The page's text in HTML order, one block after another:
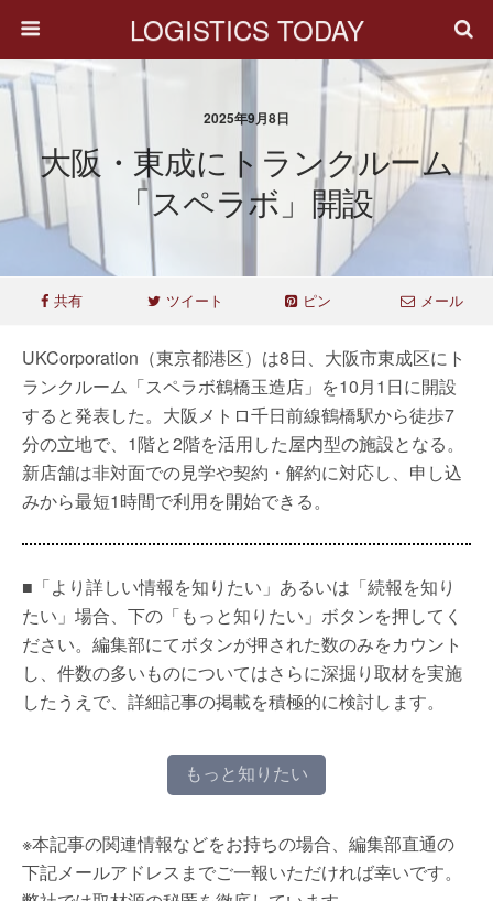
LOGISTICS TODAY
2025年9月8日
大阪・東成にトランクルーム
「スペラボ」開設
共有 ツイート ピン メール
UKCorporation（東京都港区）は8日、大阪市東成区にト
ランクルーム「スペラボ鶴橋玉造店」を10月1日に開設
すると発表した。大阪メトロ千日前線鶴橋駅から徒歩7
分の立地で、1階と2階を活用した屋内型の施設となる。
新店舗は非対面での見学や契約・解約に対応し、申し込
みから最短1時間で利用を開始できる。
■「より詳しい情報を知りたい」あるいは「続報を知り
たい」場合、下の「もっと知りたい」ボタンを押してく
ださい。編集部にてボタンが押された数のみをカウント
し、件数の多いものについてはさらに深掘り取材を実施
したうえで、詳細記事の掲載を積極的に検討します。
もっと知りたい
※本記事の関連情報などをお持ちの場合、編集部直通の
下記メールアドレスまでご一報いただければ幸いです。